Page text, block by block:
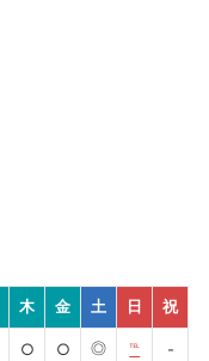
木 金 土 日 祝
○ ○ ◎ ℡ -